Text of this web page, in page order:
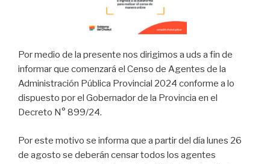
Por medio de la presente nos dirigimos a uds a fin de
informar que comenzará el Censo de Agentes de la
Administración Pública Provincial 2024 conforme a lo
dispuesto por el Gobernador de la Provincia en el
Decreto N° 899/24.
Por este motivo se informa que a partir del día lunes 26
de agosto se deberán censar todos los agentes